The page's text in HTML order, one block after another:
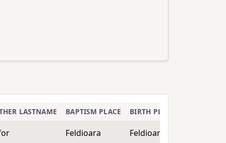
LASTNAME BAPTISM PLACE BIRTH PLACE
Feldioara Feldioara